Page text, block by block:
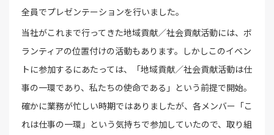
全員でプレゼンテーションを行いました。
当社がこれまで行ってきた地域貢献／社会貢献活動には、ボ
ランティアの位置付けの活動もあります。しかしこのイベン
トに参加するにあたっては、「地域貢献／社会貢献活動は仕
事の一環であり、私たちの使命である」という前提で開始。
確かに業務が忙しい時期ではありましたが、各メンバー「こ
れは仕事の一環」という気持ちで参加していたので、取り組